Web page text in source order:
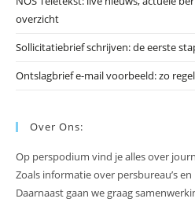
overzicht
Sollicitatiebrief schrijven: de eerste
Ontslagbrief e-mail voorbeeld: zo
Over Ons:
Op perspodium vind je alles over
Zoals informatie over persbureau’s
Daarnaast gaan we graag